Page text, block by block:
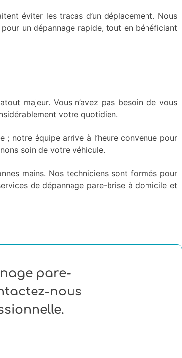
éviter les tracas d’un déplacement. Nous
un dépannage rapide, tout en bénéficiant
majeur. Vous n’avez pas besoin de vous
votre quotidien.
notre équipe arrive à l’heure convenue pour
soin de votre véhicule.
mains. Nos techniciens sont formés pour
de dépannage pare-brise à domicile et
pare-
nous